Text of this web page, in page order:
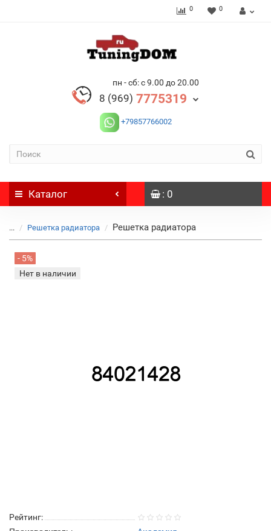
0 0
пн - сб: с 9.00 до 20.00
8 (969) 7775319
+79857766002
Каталог : 0
... Решетка радиатора Решетка радиатора
- 5%
Нет в наличии
Рейтинг: